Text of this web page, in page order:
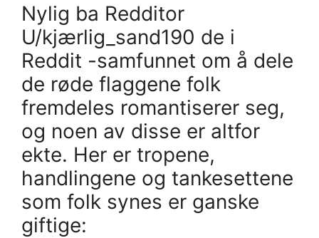
Nylig ba Redditor
U/kjærlig_sand190 de i
Reddit -samfunnet om å dele
de røde flaggene folk
fremdeles romantiserer seg,
og noen av disse er altfor
ekte. Her er tropene,
handlingene og tankesettene
som folk synes er ganske
giftige: